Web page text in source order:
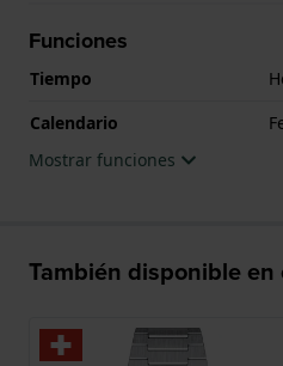
Funciones
Tiempo
Calendario
Mostrar funciones
También disponible en